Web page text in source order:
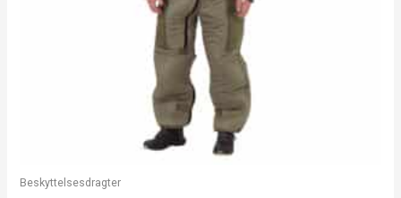
Beskyttelsesdragter
på
varesiden